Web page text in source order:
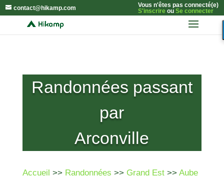
contact@hikamp.com
Vous n'êtes pas connecté(e)
S'inscrireou Se connecter
Randonnées passant
par
Arconville
Accueil >> Randonnées >> Grand Est>> Aube